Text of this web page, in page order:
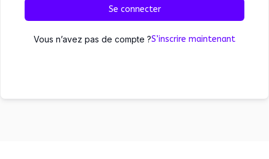
Se connecter
Vous n’avez pas de compte ?S’inscrire maintenant